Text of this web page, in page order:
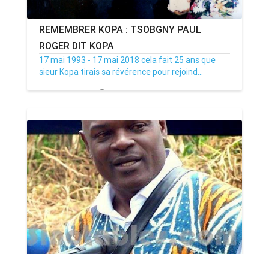
REMEMBRER KOPA : TSOBGNY PAUL
ROGER DIT KOPA
17 mai 1993 - 17 mai 2018 cela fait 25 ans que
sieur Kopa tirais sa révérence pour rejoind...
17/05/18 Par MenouActu 1